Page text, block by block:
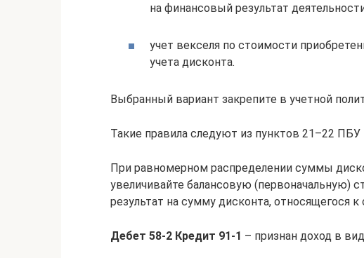
на финансовый результат
учет векселя по стоимости
учета дисконта.
Выбранный вариант закрепите в учетной
Такие правила следуют из пунктов 21–22
При равномерном распределении суммы
увеличивайте балансовую (первоначальную)
результат на сумму дисконта, относящегося
Дебет 58-2 Кредит 91-1 – признан доход в